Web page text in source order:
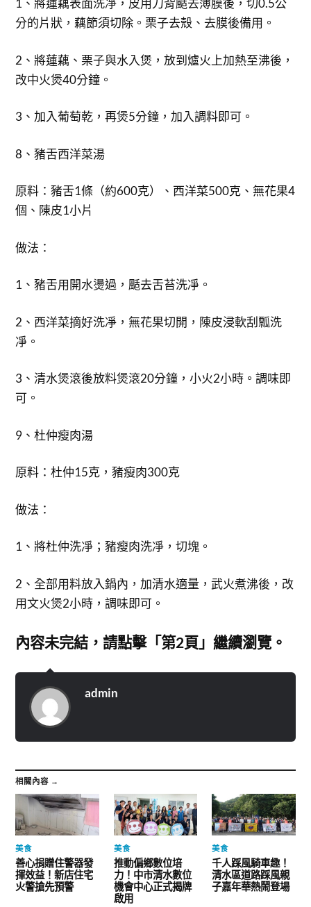
1、將蓮藕表面洗凈，皮用刀背颳去薄膜後，切0.5公
分的片狀，藕節須切除。栗子去殼、去膜後備用。
2、將蓮藕、栗子與水入煲，放到爐火上加熱至沸後，
改中火煲40分鐘。
3、加入葡萄乾，再煲5分鐘，加入調料即可。
8、豬舌西洋菜湯
原料：豬舌1條（約600克）、西洋菜500克、無花果4
個、陳皮1小片
做法：
1、豬舌用開水燙過，颳去舌苔洗凈。
2、西洋菜摘好洗凈，無花果切開，陳皮浸軟刮瓢洗
凈。
3、清水煲滾後放料煲滾20分鐘，小火2小時。調味即
可。
9、杜仲瘦肉湯
原料：杜仲15克，豬瘦肉300克
做法：
1、將杜仲洗凈；豬瘦肉洗凈，切塊。
2、全部用料放入鍋內，加清水適量，武火煮沸後，改
用文火煲2小時，調味即可。
內容未完結，請點擊「第2頁」繼續瀏覽。
admin
相關內容 →
美食
善心捐贈住警器發
揮效益！新店住宅
火警搶先預警
美食
推動偏鄉數位培
力！中市清水數位
機會中心正式揭牌
啟用
美食
千人踩風騎車趣！
清水區道路踩風親
子嘉年華熱鬧登場